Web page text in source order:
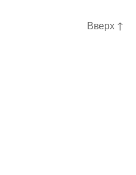
Вверх ↑